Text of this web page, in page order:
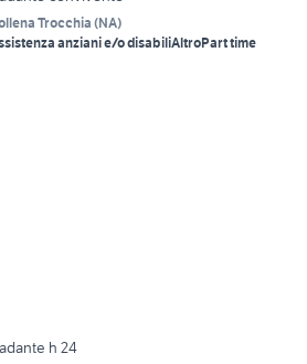
Trocchia (NA)
anziani e/o disabiliAltroPart time
h 24